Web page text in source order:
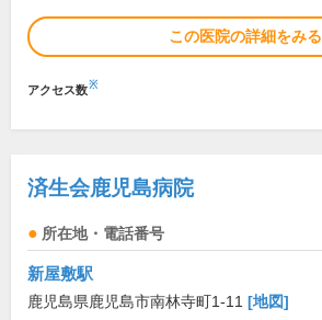
この医院の詳細をみる
アクセス数※
済生会鹿児島病院
所在地・電話番号
新屋敷駅
鹿児島県鹿児島市南林寺町1-11 [地図]